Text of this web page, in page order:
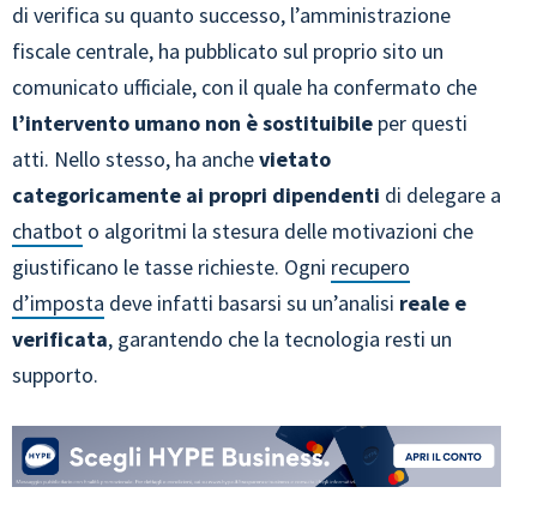
di verifica su quanto successo, l’amministrazione
fiscale centrale, ha pubblicato sul proprio sito un
comunicato ufficiale, con il quale ha confermato che
l’intervento umano non è sostituibile per questi
atti. Nello stesso, ha anchevietato
categoricamente ai propri dipendenti di delegare a
chatbot o algoritmi la stesura delle motivazioni che
giustificano le tasse richieste. Ogni recupero
d’imposta deve infatti basarsi su un’analisi reale e
verificata, garantendo che la tecnologia resti un
supporto.